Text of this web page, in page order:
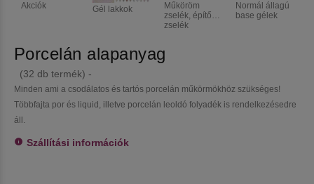
Akciók Gél lakkok
Műköröm
zselék, építő
zselék
Normál állagú
base gélek
Porcelán alapanyag
(32 db termék) -
Minden ami a csodálatos és tartós porcelán műkörmökhöz szükséges!
Többfajta por és liquid, illetve porcelán leoldó folyadék is rendelkezésedre
áll.
Szállítási információk